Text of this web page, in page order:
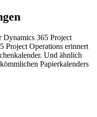
365 Project
Project Operations erinnert
Und ähnlich
Papierkalenders